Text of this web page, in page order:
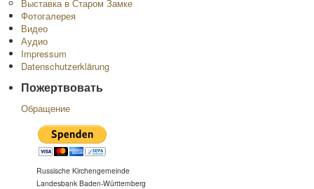
Выставка в Старом Замке
Фотогалерея
Видео
Аудио
Impressum
Datenschutzerklärung
Пожертвовать
Обращение
Russische Kirchengemeinde
Landesbank Baden-Württemberg